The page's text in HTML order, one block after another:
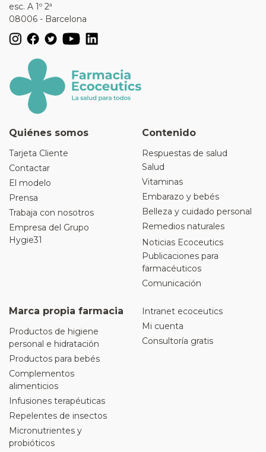
esc. A 1º 2ª
08006 - Barcelona
Quiénes somos
Tarjeta Cliente
Contactar
El modelo
Prensa
Trabaja con nosotros
Empresa del Grupo
Hygie31
Contenido
Respuestas de salud
Salud
Vitaminas
Embarazo y bebés
Belleza y cuidado personal
Remedios naturales
Noticias Ecoceutics
Publicaciones para
farmacéuticos
Comunicación
Marca propia farmacia
Productos de higiene
personal e hidratación
Productos para bebés
Complementos
alimenticios
Infusiones terapéuticas
Repelentes de insectos
Micronutrientes y
probióticos
Intranet ecoceutics
Mi cuenta
Consultoría gratis